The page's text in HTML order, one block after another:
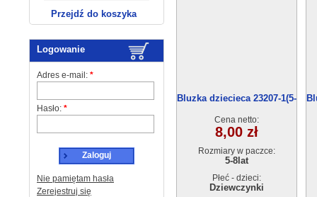
Przejdź do koszyka
Logowanie
Adres e-mail: *
Hasło: *
Zaloguj
Nie pamiętam hasła
Zerejestruj się
Bluzka dziecieca 23207-1(5-
Cena netto:
8,00 zł
Rozmiary w paczce:
5-8lat
Płeć - dzieci:
Dziewczynki